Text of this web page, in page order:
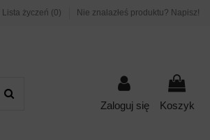
Lista życzeń (0) Nie znalazłeś produktu? Napisz!
Zaloguj się Koszyk